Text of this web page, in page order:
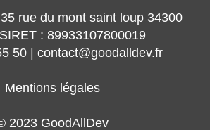
rue du mont saint loup 34300
: 89933107800019
50 | contact@goodalldev.fr
Mentions légales
2023 GoodAllDev